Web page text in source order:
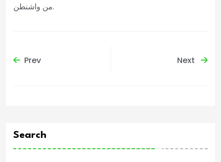
من واشنطن.
Prev Next
Search